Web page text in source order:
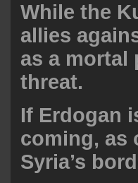
While the
allies
as a mortal
threat.
If Erdogan
coming, as
Syria’s